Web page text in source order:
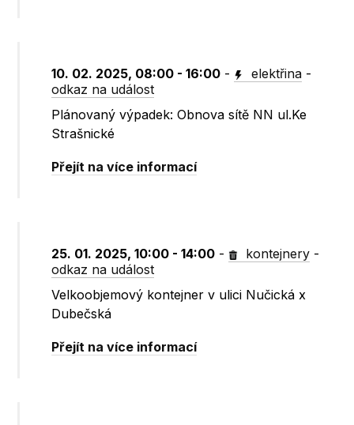
10. 02. 2025, 08:00 - 16:00 - elektřina -
odkaz na událost
Plánovaný výpadek: Obnova sítě NN ul.Ke
Strašnické
Přejít na více informací
25. 01. 2025, 10:00 - 14:00 - kontejnery -
odkaz na událost
Velkoobjemový kontejner v ulici Nučická x
Dubečská
Přejít na více informací